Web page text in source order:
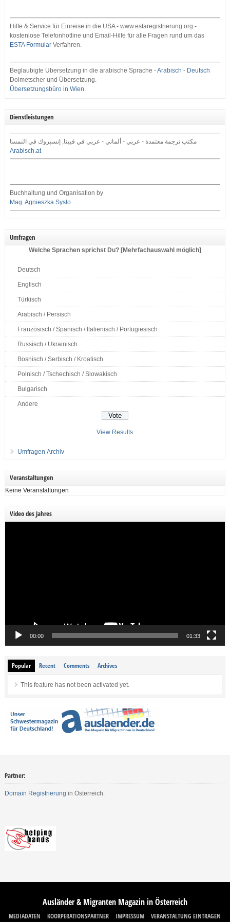
Hilfe & Service für Einreise in die USA - www.estaregistrierung.org -
kostenlose Telefonhotline und Email-Hilfe für alle Fragen rund um das
ESTA FormularVerfahren.
Beglaubigte Übersetzung in die arabische Sprache -Arabisch - Deutsch
Dolmetscher und Übersetzung.
Übersetzungsbüro in Wien.
Dienstleistungen
مكتب ترجمة معتمدة - عربي - ألماني - عربي في فيينا, إنسبروك في النمسا
Arabisch.at
Buchhaltung und Organisation by
Mag. Agnieszka Syslo
Umfragen
Welche Sprachen sprichst Du? [Mehrfachauswahl möglich]
Deutsch
Englisch
Türkisch
Arabisch / Persisch
Französisch / Spanisch / Italienisch / Portugiesisch
Russisch / Ukrainisch
Bosnisch / Serbisch / Kroatisch
Polnisch / Tschechisch / Slowakisch
Bulgarisch
Andere
View Results
Umfragen Archiv
Veranstaltungen
Keine Veranstaltungen
Video des Jahres
00:00 01:33
Popular Recent Comments Archives
This feature has not been activated yet.
Partner:
Domain Registrierung in Österreich.
Ausländer & Migranten Magazin in Österreich
MEDIADATEN KOORPERATIONSPARTNER IMPRESSUM
VERANSTALTUNG EINTRAGEN